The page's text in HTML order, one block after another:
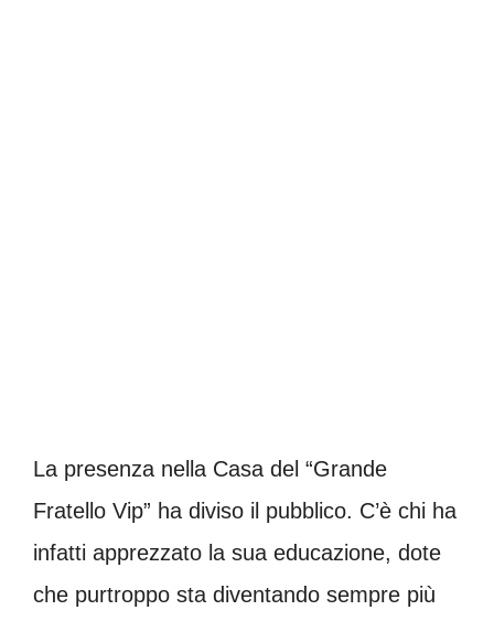
La presenza nella Casa del “Grande
Fratello Vip” ha diviso il pubblico. C’è chi ha
infatti apprezzato la sua educazione, dote
che purtroppo sta diventando sempre più